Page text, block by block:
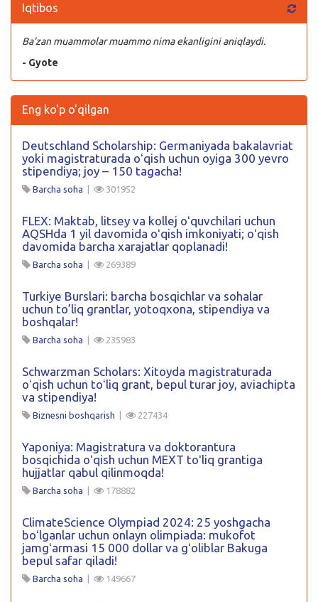
Iqtibos
Ba’zan muammolar muammo nima ekanligini aniqlaydi.
- Gyote
Eng ko'p o'qilgan
Deutschland Scholarship: Germaniyada bakalavriat
yoki magistraturada oʻqish uchun oyiga 300 yevro
stipendiya; joy – 150 tagacha!
Barcha soha | 301952
FLEX: Maktab, litsey va kollej oʻquvchilari uchun
AQSHda 1 yil davomida oʻqish imkoniyati; oʻqish
davomida barcha xarajatlar qoplanadi!
Barcha soha | 269389
Turkiye Burslari: barcha bosqichlar va sohalar
uchun to’liq grantlar, yotoqxona, stipendiya va
boshqalar!
Barcha soha | 235983
Schwarzman Scholars: Xitoyda magistraturada
oʻqish uchun toʻliq grant, bepul turar joy, aviachipta
va stipendiya!
Biznesni boshqarish | 227434
Yaponiya: Magistratura va doktorantura
bosqichida oʻqish uchun MEXT toʻliq grantiga
hujjatlar qabul qilinmoqda!
Barcha soha | 178882
ClimateScience Olympiad 2024: 25 yoshgacha
boʻlganlar uchun onlayn olimpiada: mukofot
jamgʻarmasi 15 000 dollar va gʻoliblar Bakuga
bepul safar qiladi!
Barcha soha | 149667